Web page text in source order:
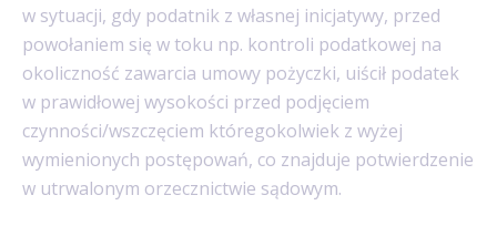
w sytuacji, gdy podatnik z własnej inicjatywy, przed
powołaniem się w toku np. kontroli podatkowej na
okoliczność zawarcia umowy pożyczki, uiścił podatek
w prawidłowej wysokości przed podjęciem
czynności/wszczęciem któregokolwiek z wyżej
wymienionych postępowań, co znajduje potwierdzenie
w utrwalonym orzecznictwie sądowym.